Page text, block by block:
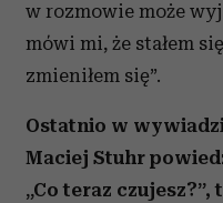
w rozmowie może
mówi mi, że stałem
zmieniłem się”.
Ostatnio w
Maciej Stuhr
„Co teraz